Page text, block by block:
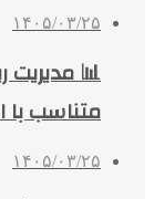
۱۴۰۵/۰۳/۲۵
📊
متناسب با
۱۴۰۵/۰۳/۲۵